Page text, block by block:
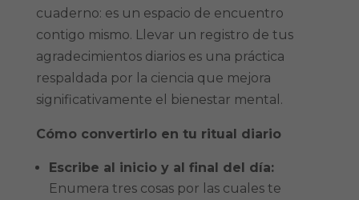
cuaderno: es un espacio de encuentro
contigo mismo. Llevar un registro de tus
agradecimientos diarios es una práctica
respaldada por la ciencia que mejora
significativamente el bienestar mental.
Cómo convertirlo en tu ritual diario
Escribe al inicio y al final del día:
Enumera tres cosas por las cuales te